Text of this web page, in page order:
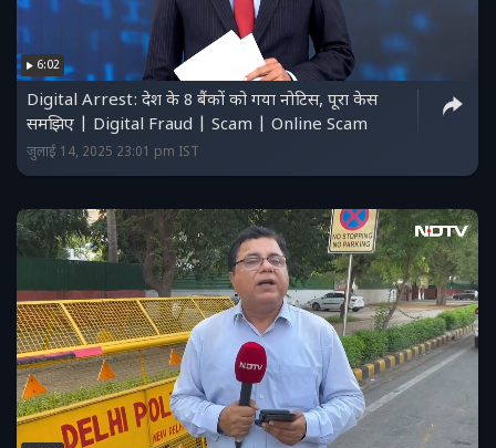
6:02
Digital Arrest: देश के 8 बैंकों को गया नोटिस, पूरा केस
समझिए | Digital Fraud | Scam | Online Scam
जुलाई 14, 2025 23:01 pm IST